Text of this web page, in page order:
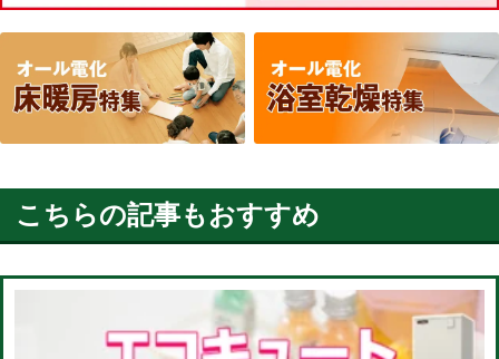
こちらの記事もおすすめ